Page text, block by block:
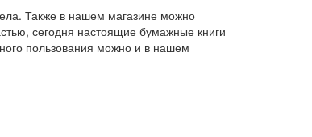
Также в нашем магазине можно
сегодня настоящие бумажные книги
пользования можно и в нашем